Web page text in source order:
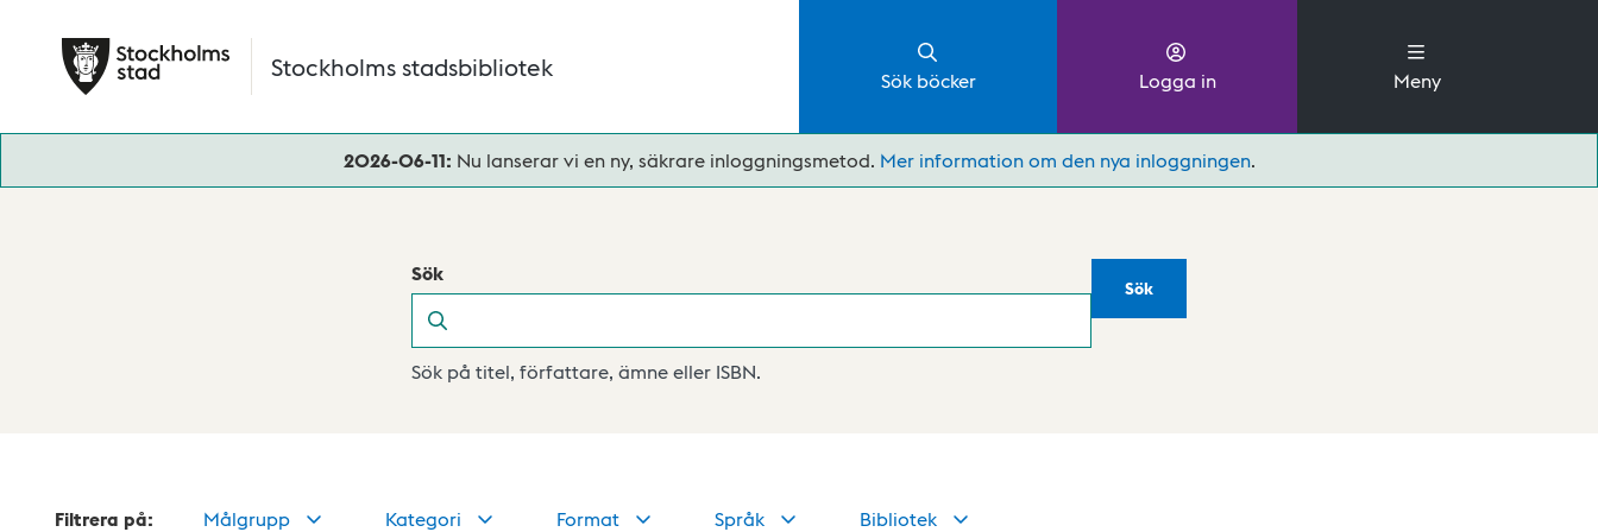
Stockholms stadsbibliotek Sök böcker Logga in Meny
2026-06-11: Nu lanserar vi en ny, säkrare inloggningsmetod. Mer information om den nya inloggningen.
Sök
Sök
Sök på titel, författare, ämne eller ISBN.
Filtrera på: Målgrupp Kategori Format Språk Bibliotek